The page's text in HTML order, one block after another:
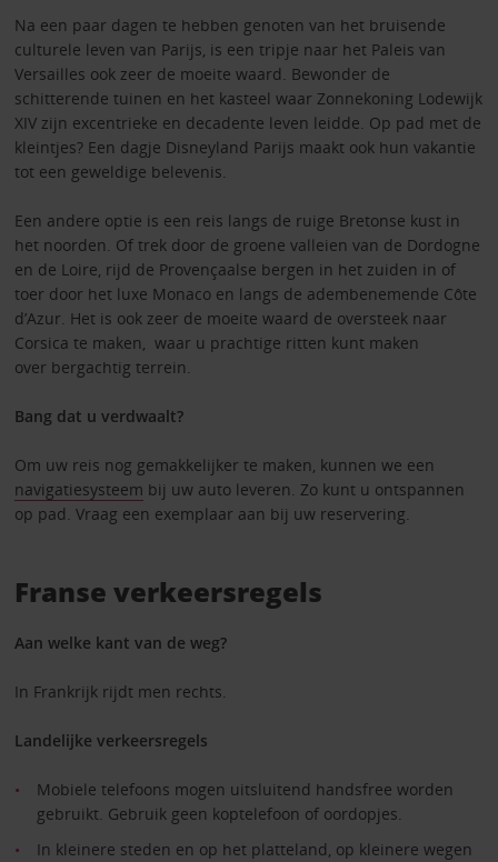
Na een paar dagen te hebben genoten van het bruisende
culturele leven van Parijs, is een tripje naar het Paleis van
Versailles ook zeer de moeite waard. Bewonder de
schitterende tuinen en het kasteel waar Zonnekoning Lodewijk
XIV zijn excentrieke en decadente leven leidde. Op pad met de
kleintjes? Een dagje Disneyland Parijs maakt ook hun vakantie
tot een geweldige belevenis.
Een andere optie is een reis langs de ruige Bretonse kust in
het noorden. Of trek door de groene valleien van de Dordogne
en de Loire, rijd de Provençaalse bergen in het zuiden in of
toer door het luxe Monaco en langs de adembenemende Côte
d’Azur. Het is ook zeer de moeite waard de oversteek naar
Corsica te maken, waar u prachtige ritten kunt maken
over bergachtig terrein.
Bang dat u verdwaalt?
Om uw reis nog gemakkelijker te maken, kunnen we een
navigatiesysteem bij uw auto leveren. Zo kunt u ontspannen
op pad. Vraag een exemplaar aan bij uw reservering.
Franse verkeersregels
Aan welke kant van de weg?
In Frankrijk rijdt men rechts.
Landelijke verkeersregels
Mobiele telefoons mogen uitsluitend handsfree worden
gebruikt. Gebruik geen koptelefoon of oordopjes.
In kleinere steden en op het platteland, op kleinere wegen